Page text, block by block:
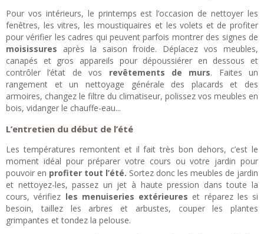
Pour vos intérieurs, le printemps est l’occasion de nettoyer les
fenêtres, les vitres, les moustiquaires et les volets et de profiter
pour vérifier les cadres qui peuvent parfois montrer des signes de
moisissures après la saison froide. Déplacez vos meubles,
canapés et gros appareils pour dépoussiérer en dessous et
contrôler l’état de vos revêtements de murs. Faites un
rangement et un nettoyage générale des placards et des
armoires, changez le filtre du climatiseur, polissez vos meubles en
bois, vidanger le chauffe-eau...
L’entretien du début de l’été
Les températures remontent et il fait très bon dehors, c’est le
moment idéal pour préparer votre cours ou votre jardin pour
pouvoir en profiter tout l’été. Sortez donc les meubles de jardin
et nettoyez-les, passez un jet à haute pression dans toute la
cours, vérifiez les menuiseries extérieures et réparez les si
besoin, taillez les arbres et arbustes, couper les plantes
grimpantes et tondez la pelouse.